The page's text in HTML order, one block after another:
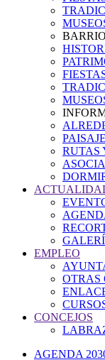
RUTAS
EMPLEO
OTRAS
CONCEJOS
AGENDA